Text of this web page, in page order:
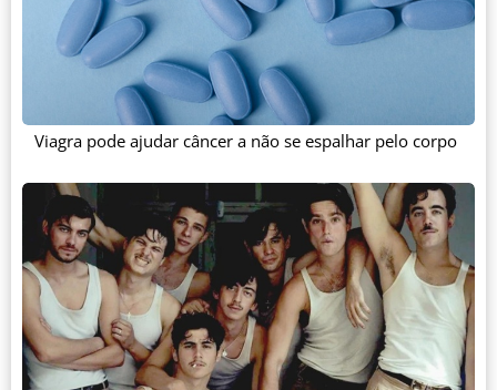
Viagra pode ajudar câncer a não se espalhar pelo corpo